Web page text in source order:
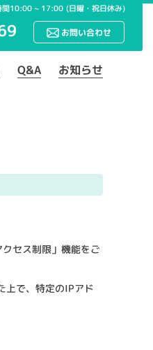
間10:00 ~ 17:00 (日曜・祝日休み)
お問い合わせ
Q&A お知らせ
セス制限」機能をご
上で、特定のIPアド